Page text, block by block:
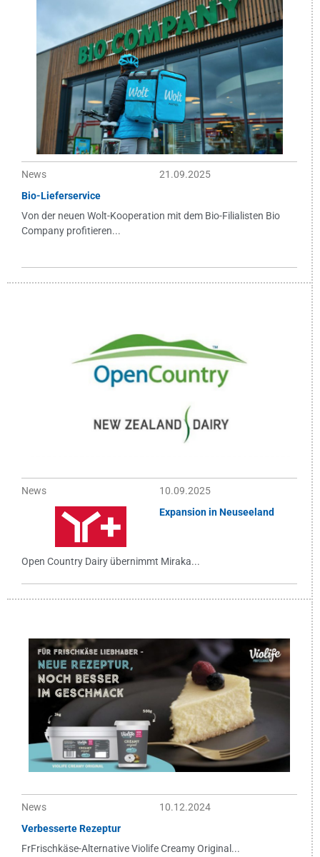
News
21.09.2025
Bio-Lieferservice
Von der neuen Wolt-Kooperation mit dem Bio-Filialisten Bio
Company profitieren...
News
10.09.2025
Expansion in Neuseeland
Open Country Dairy übernimmt Miraka...
News
10.12.2024
Verbesserte Rezeptur
FrFrischkäse-Alternative Violife Creamy Original...